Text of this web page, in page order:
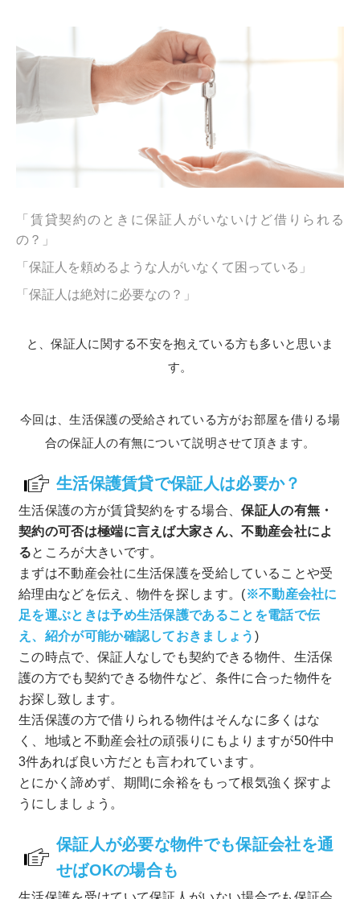
「賃貸契約のときに保証人がいないけど借りられる
の？」
「保証人を頼めるような人がいなくて困っている」
「保証人は絶対に必要なの？」
と、保証人に関する不安を抱えている方も多いと思いま
す。
今回は、生活保護の受給されている方がお部屋を借りる場
合の保証人の有無について説明させて頂きます。
生活保護賃貸で保証人は必要か？
生活保護の方が賃貸契約をする場合、保証人の有無・
契約の可否は極端に言えば大家さん、不動産会社によ
るところが大きいです。
まずは不動産会社に生活保護を受給していることや受
給理由などを伝え、物件を探します。(※不動産会社に
足を運ぶときは予め生活保護であることを電話で伝
え、紹介が可能か確認しておきましょう )
この時点で、保証人なしでも契約できる物件、生活保
護の方でも契約できる物件など、条件に合った物件を
お探し致します。
生活保護の方で借りられる物件はそんなに多くはな
く、地域と不動産会社の頑張りにもよりますが50件中
3件あれば良い方だとも言われています。
とにかく諦めず、期間に余裕をもって根気強く探すよ
うにしましょう。
保証人が必要な物件でも保証会社を通
せばOKの場合も